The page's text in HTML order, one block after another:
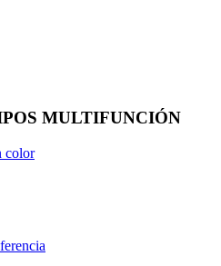
MULTIFUNCIÓN
color